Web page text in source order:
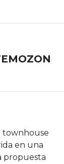
townhouse
en una
propuesta